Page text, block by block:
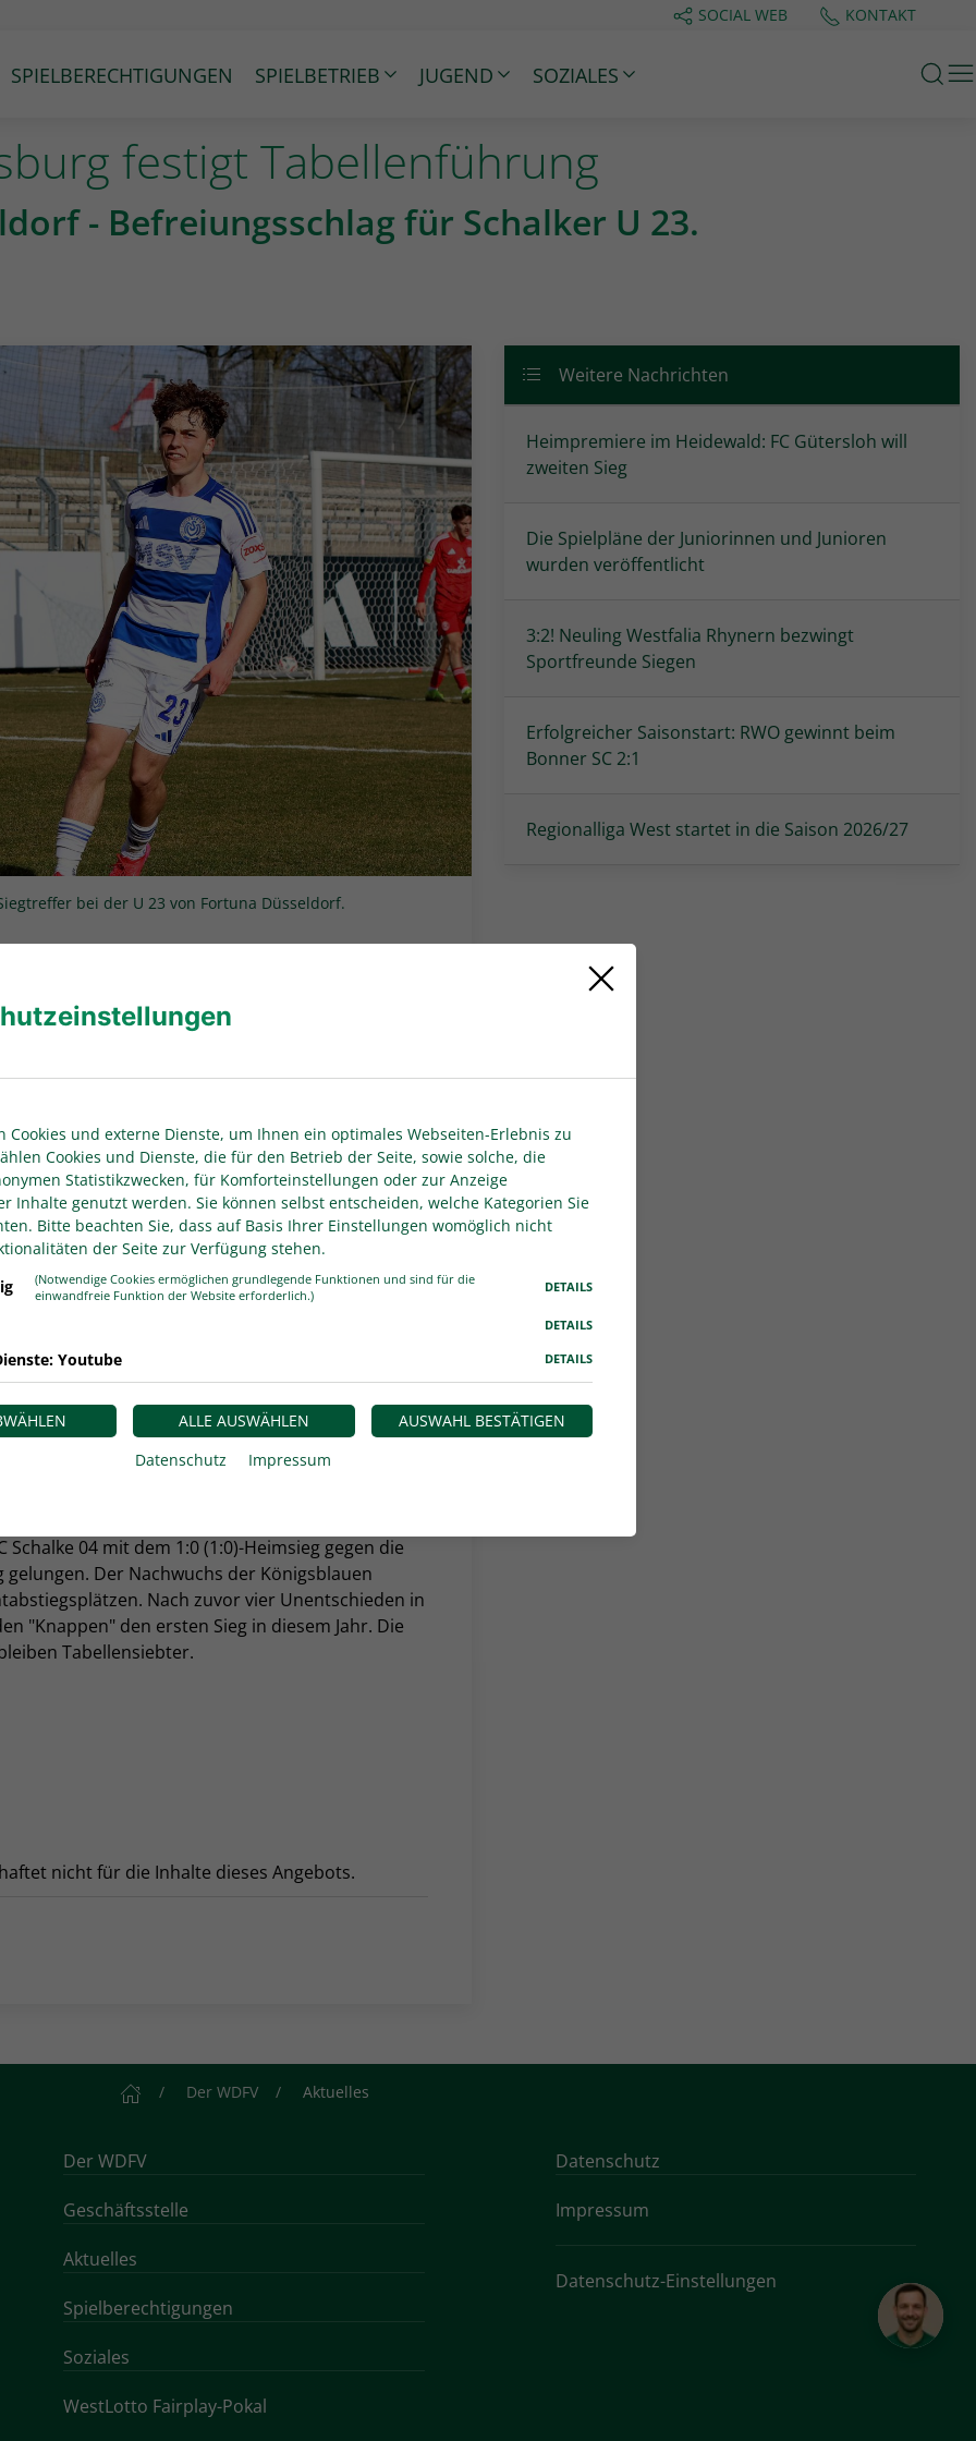
SOCIAL WEB KONTAKT
SPIELBERECHTIGUNGEN SPIELBETRIEB JUGEND SOZIALES
festigt Tabellenführung
- Befreiungsschlag für Schalker U 23.
bei der U 23 von Fortuna Düsseldorf.
in der Herren-Regionalliga West die
von Maximilian Dittgen bei der U 23 von
Mannschaft des FC Schalke 04 beim 1:0 im U 23-
dem Team von Trainer Jakob Fimpel ein
Stream bei LEAGUES übertragen. Die Spiele
werden mit manuellem Kamera-Setup direkt
der Partien stehen unter anderem auf
@WDFV-RLW) Highlight-Clips rund um
Auswärtserfolg bei der U 23 von Fortuna
ohne Sieg. Damit verteidigte die
von vier Punkten vor dem ersten Verfolger
Zuschauer*innen im Paul-Janes-Stadion am
während der Winterpause vom Drittligisten FC
Startelf-Debüt. Die U 23 der Fortuna fiel auf den
der Liga beträgt vier Zähler.
04 mit dem 1:0 (1:0)-Heimsieg gegen die
Der Nachwuchs der Königsblauen
Nach zuvor vier Unentschieden in
"Knappen" den ersten Sieg in diesem Jahr. Die
Tabellensiebter.
nicht für die Inhalte dieses Angebots.
Weitere Nachrichten
Heimpremiere im Heidewald: FC Gütersloh will
zweiten Sieg
Die Spielpläne der Juniorinnen und Junioren
wurden veröffentlicht
3:2! Neuling Westfalia Rhynern bezwingt
Sportfreunde Siegen
Erfolgreicher Saisonstart: RWO gewinnt beim
Bonner SC 2:1
Regionalliga West startet in die Saison 2026/27
StartseiteDer WDFV Aktuelles
Der WDFV
Geschäftsstelle
Aktuelles
Spielberechtigungen
Soziales
WestLotto Fairplay-Pokal
Datenschutz
Impressum
Datenschutz-Einstellungen
Cookies und externe Dienste, um Ihnen ein optimales Webseiten-Erlebnis zu
Cookies und Dienste, die für den Betrieb der Seite, sowie solche, die
Statistikzwecken, für Komforteinstellungen oder zur Anzeige
Inhalte genutzt werden. Sie können selbst entscheiden, welche Kategorien Sie
Bitte beachten Sie, dass auf Basis Ihrer Einstellungen womöglich nicht
der Seite zur Verfügung stehen.
(Notwendige Cookies ermöglichen grundlegende Funktionen und sind für die
einwandfreie Funktion der Website erforderlich.)
DETAILS
DETAILS
Youtube DETAILS
ALLE AUSWÄHLEN
AUSWAHL BESTÄTIGEN
Datenschutz
Impressum